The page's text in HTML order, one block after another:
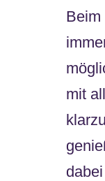
Beim
mit